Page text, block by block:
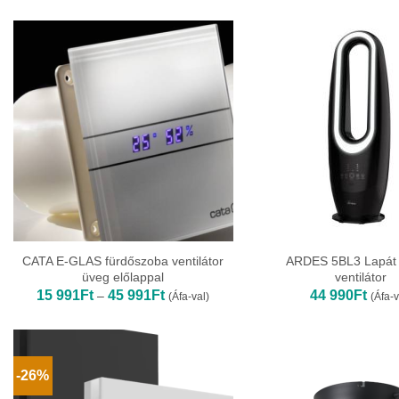
-
169
CATA E-GLAS fürdőszoba ventilátor
üveg előlappal
15 991Ft – 45 991FtÁrtartomány:
15
(Áfa-val)
ARDES 5BL3
ventilátor
44 990Ft (Áfa-
-26%